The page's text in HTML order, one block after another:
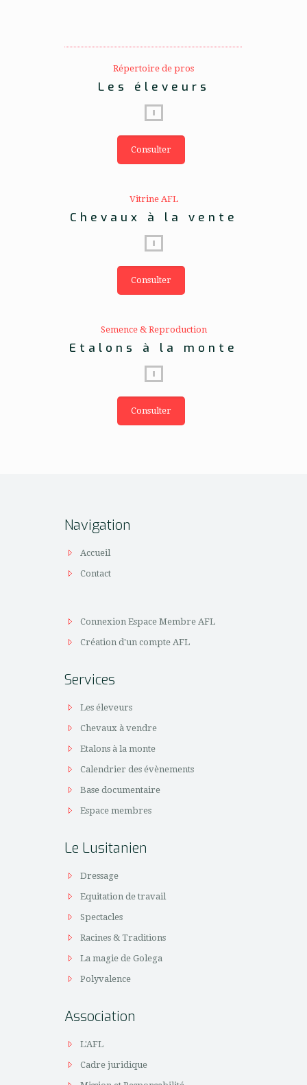
Répertoire de pros
Les éleveurs
Consulter
Vitrine AFL
Chevaux à la vente
Consulter
Semence & Reproduction
Etalons à la monte
Consulter
Navigation
Accueil
Contact
Connexion Espace Membre AFL
Création d'un compte AFL
Services
Les éleveurs
Chevaux à vendre
Etalons à la monte
Calendrier des évènements
Base documentaire
Espace membres
Le Lusitanien
Dressage
Equitation de travail
Spectacles
Racines & Traditions
La magie de Golega
Polyvalence
Association
L'AFL
Cadre juridique